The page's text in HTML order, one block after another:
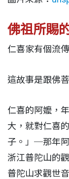
佛祖所賜
仁喜家有個流
這故事是跟佛
仁喜的阿嬤，
大，就對仁喜
子。」─那年
浙江普陀山的
普陀山求觀世